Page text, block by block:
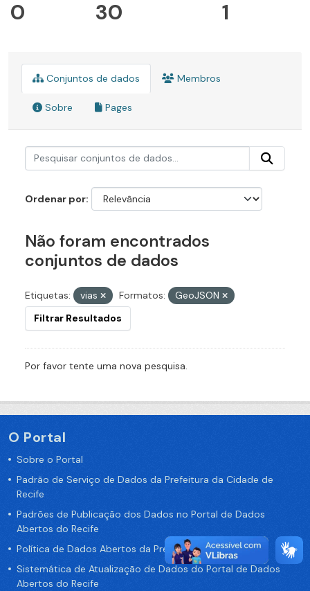
0 30 1
Conjuntos de dados Membros
Sobre Pages
Ordenar por
Não foram encontrados
conjuntos de dados
Etiquetas: vias Formatos:
GeoJSON
Filtrar Resultados
Por favor tente uma nova pesquisa.
O Portal
Sobre o Portal
Padrão de Serviço de Dados da Prefeitura da Cidade de
Recife
Padrões de Publicação dos Dados no Portal de Dados
Abertos do Recife
Política de Dados Abertos da Prefeitura do Recife
Sistemática de Atualização de Dados do Portal de Dados
Abertos do Recife